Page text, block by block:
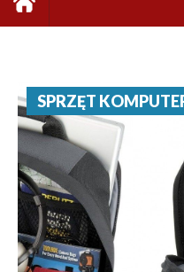
SPRZĘT